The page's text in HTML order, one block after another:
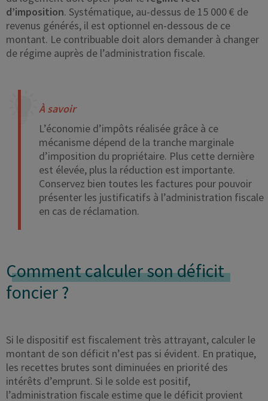
d’imposition. Systématique, au-dessus de 15 000 € de
revenus générés, il est optionnel en-dessous de ce
montant. Le contribuable doit alors demander à changer
de régime auprès de l’administration fiscale.
À savoir
L’économie d’impôts réalisée grâce à ce
mécanisme dépend de la tranche marginale
d’imposition du propriétaire. Plus cette dernière
est élevée, plus la réduction est importante.
Conservez bien toutes les factures pour pouvoir
présenter les justificatifs à l’administration fiscale
en cas de réclamation.
Comment calculer son déficit
foncier ?
Si le dispositif est fiscalement très attrayant, calculer le
montant de son déficit n’est pas si évident. En pratique,
les recettes brutes sont diminuées en priorité des
intérêts d’emprunt. Si le solde est positif,
l’administration fiscale estime que le déficit provient